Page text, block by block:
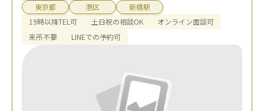
東京都 港区
新橋駅
19時以降TEL可
土日祝の相談OK
オンライン面談可
来所不要
LINEでの予約可